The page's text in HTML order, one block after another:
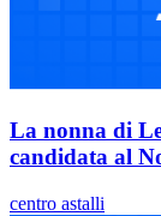
La nonna di
candidata al
centro astalli